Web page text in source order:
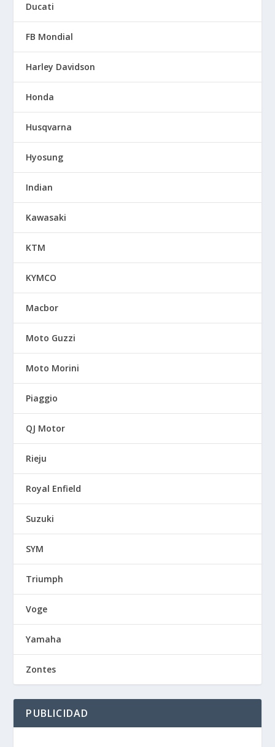
Ducati
FB Mondial
Harley Davidson
Honda
Husqvarna
Hyosung
Indian
Kawasaki
KTM
KYMCO
Macbor
Moto Guzzi
Moto Morini
Piaggio
QJ Motor
Rieju
Royal Enfield
Suzuki
SYM
Triumph
Voge
Yamaha
Zontes
PUBLICIDAD